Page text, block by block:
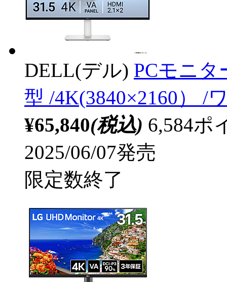
DELL(デル) PCモニタ
型 /4K(3840×2160） /
¥65,840(税込) 6,584ポ
2025/06/07発売
限定数終了